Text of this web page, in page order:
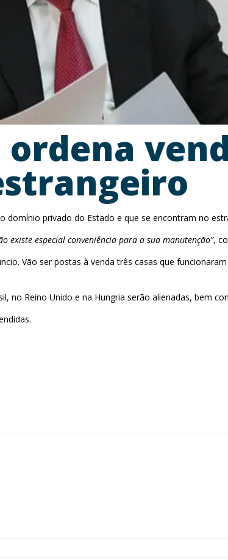
domínio privado do Estado e que se encontram no
existe especial conveniência para a sua manutenção”,
Vão ser postas à venda três casas que
Reino Unido e na Hungria serão alienadas, bem